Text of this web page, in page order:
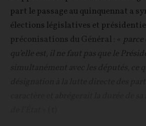
part le passage au quinquennat a
élections législatives et
préconisations du Général : « parce
qu’elle est, il ne faut pas que le